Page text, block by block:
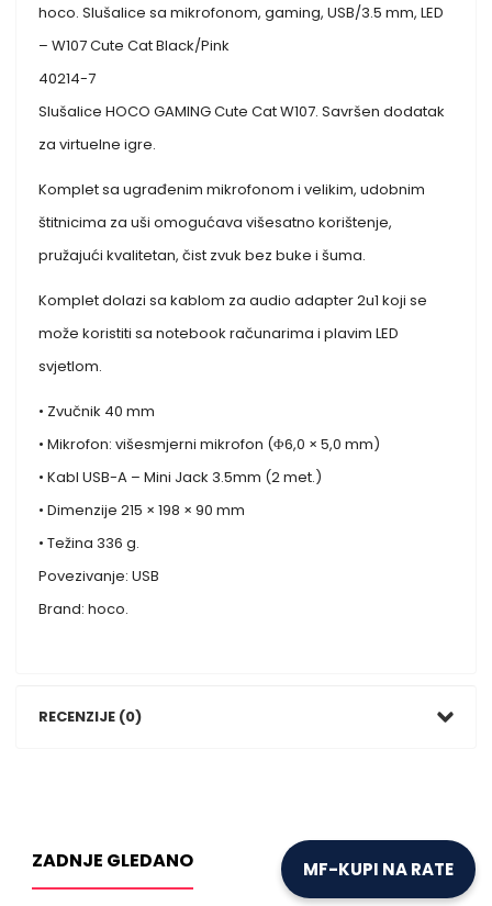
hoco. Slušalice sa mikrofonom, gaming, USB/3.5 mm, LED
– W107 Cute Cat Black/Pink
40214-7
Slušalice HOCO GAMING Cute Cat W107. Savršen dodatak
za virtuelne igre.
Komplet sa ugrađenim mikrofonom i velikim, udobnim
štitnicima za uši omogućava višesatno korištenje,
pružajući kvalitetan, čist zvuk bez buke i šuma.
Komplet dolazi sa kablom za audio adapter 2u1 koji se
može koristiti sa notebook računarima i plavim LED
svjetlom.
• Zvučnik 40 mm
• Mikrofon: višesmjerni mikrofon (Φ6,0 × 5,0 mm)
• Kabl USB-A – Mini Jack 3.5mm (2 met.)
• Dimenzije 215 × 198 × 90 mm
• Težina 336 g.
Povezivanje: USB
Brand: hoco.
RECENZIJE (0)
ZADNJE GLEDANO MF-KUPI NA RATE